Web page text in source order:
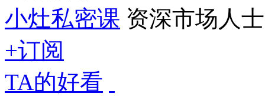
小灶私密课 资深市场人士
+订阅
TA的好看